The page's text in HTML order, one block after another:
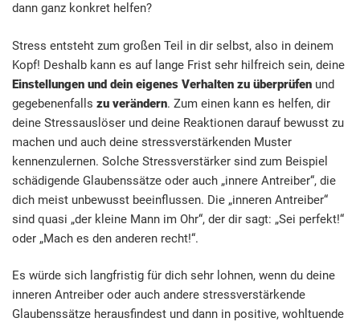
dann ganz konkret helfen?
Stress entsteht zum großen Teil in dir selbst, also in deinem
Kopf! Deshalb kann es auf lange Frist sehr hilfreich sein, deine
Einstellungen und dein eigenes Verhalten zu überprüfen und
gegebenenfalls zu verändern. Zum einen kann es helfen, dir
deine Stressauslöser und deine Reaktionen darauf bewusst zu
machen und auch deine stressverstärkenden Muster
kennenzulernen. Solche Stressverstärker sind zum Beispiel
schädigende Glaubenssätze oder auch „innere Antreiber“, die
dich meist unbewusst beeinflussen. Die „inneren Antreiber“
sind quasi „der kleine Mann im Ohr“, der dir sagt: „Sei perfekt!“
oder „Mach es den anderen recht!“.
Es würde sich langfristig für dich sehr lohnen, wenn du deine
inneren Antreiber oder auch andere stressverstärkende
Glaubenssätze herausfindest und dann in positive, wohltuende